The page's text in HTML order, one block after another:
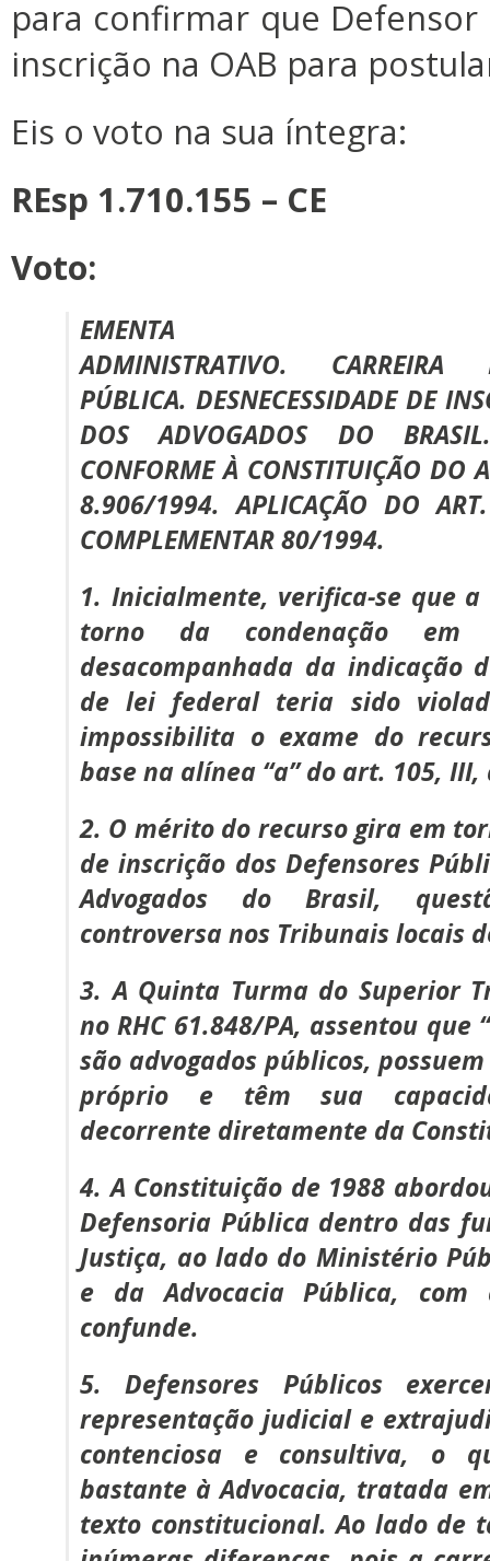
para confirmar que
inscrição na OAB para
Eis o voto na sua íntegra:
REsp 1.710.155 – CE
Voto:
EMENTA
ADMINISTRATIVO. CARREIRA
PÚBLICA. DESNECESSIDADE DE
DOS ADVOGADOS DO BRASIL.
CONFORME À CONSTITUIÇÃO DO
8.906/1994. APLICAÇÃO DO
COMPLEMENTAR 80/1994.
1. Inicialmente, verifica-se que
torno da condenação em
desacompanhada da indicação
de lei federal teria sido
impossibilita o exame do
base na alínea “a” do art. 105,
2. O mérito do recurso gira em
de inscrição dos Defensores
Advogados do Brasil,
controversa nos Tribunais locais
3. A Quinta Turma do Superior
no RHC 61.848/PA, assentou que
são advogados públicos,
próprio e têm sua
decorrente diretamente da
4. A Constituição de 1988
Defensoria Pública dentro das
Justiça, ao lado do Ministério
e da Advocacia Pública,
confunde.
5. Defensores Públicos
representação judicial e
contenciosa e consultiva, o
bastante à Advocacia, tratada
texto constitucional. Ao lado de